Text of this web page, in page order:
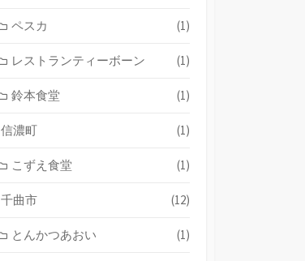
ペスカ (1)
レストランティーボーン (1)
鈴本食堂 (1)
信濃町 (1)
こずえ食堂 (1)
千曲市 (12)
とんかつあおい (1)